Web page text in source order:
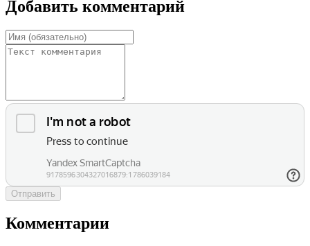
Добавить комментарий
Отправить
Комментарии